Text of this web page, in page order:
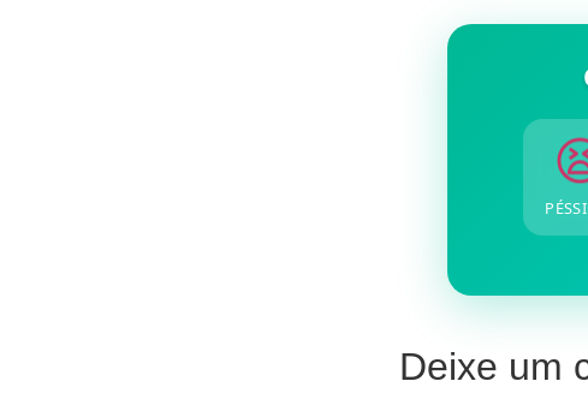
Deixe um